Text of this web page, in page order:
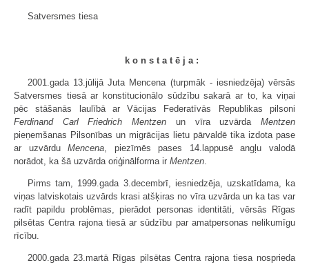
Satversmes tiesa
k o n s t a t ē j a :
2001.gada 13.jūlijā Juta Mencena (turpmāk - iesniedzēja) vērsās
Satversmes tiesā ar konstitucionālo sūdzību sakarā ar to, ka viņai
pēc stāšanās laulībā ar Vācijas Federatīvās Republikas pilsoni
Ferdinand Carl Friedrich Mentzen un vīra uzvārdaMentzen
pieņemšanas Pilsonības un migrācijas lietu pārvaldē tika izdota pase
ar uzvārduMencena, piezīmēs pases 14.lappusē angļu valodā
norādot, ka šā uzvārda oriģinālforma ir Mentzen.
Pirms tam, 1999.gada 3.decembrī, iesniedzēja, uzskatīdama, ka
viņas latviskotais uzvārds krasi atšķiras no vīra uzvārda un ka tas var
radīt papildu problēmas, pierādot personas identitāti, vērsās Rīgas
pilsētas Centra rajona tiesā ar sūdzību par amatpersonas nelikumīgu
rīcību.
2000.gada 23.martā Rīgas pilsētas Centra rajona tiesa nosprieda